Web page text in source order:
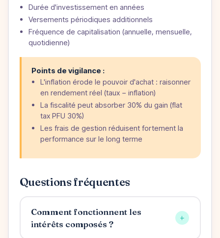
Durée d'investissement en années
Versements périodiques additionnels
Fréquence de capitalisation (annuelle, mensuelle,
quotidienne)
Points de vigilance :
L'inflation érode le pouvoir d'achat : raisonner
en rendement réel (taux − inflation)
La fiscalité peut absorber 30% du gain (flat
tax PFU 30%)
Les frais de gestion réduisent fortement la
performance sur le long terme
Questions fréquentes
Comment fonctionnent les
intérêts composés ?
+